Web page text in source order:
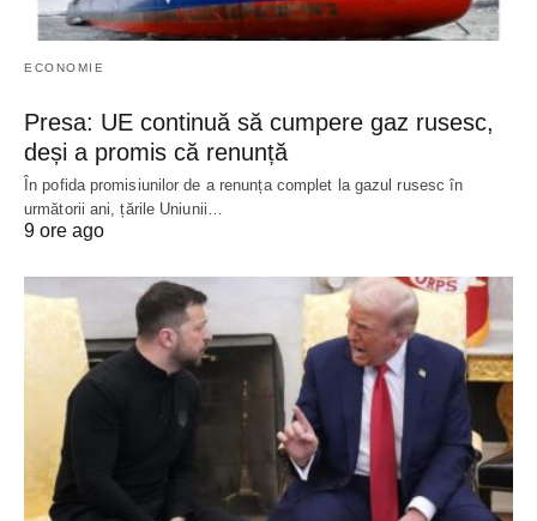
ECONOMIE
Presa: UE continuă să cumpere gaz rusesc,
deși a promis că renunță
În pofida promisiunilor de a renunța complet la gazul rusesc în
următorii ani, țările Uniunii…
9 ore ago